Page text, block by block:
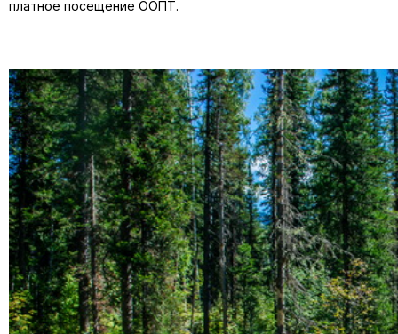
платное посещение ООПТ.